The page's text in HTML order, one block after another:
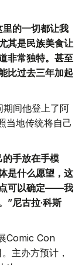
的一切都让我
其是民族美食让
非常独特。甚至
比过去三年加起
期间他登上了阿
当地传统将自己
的手放在手模
是什么愿望，这
点可以确定——我
”尼古拉·科斯
Comic Con
主办方预计，